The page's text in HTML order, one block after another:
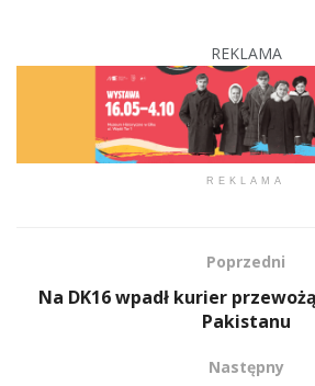
REKLAMA
REKLAMA
Poprzedni
Na DK16 wpadł kurier
Pakistanu
Następny